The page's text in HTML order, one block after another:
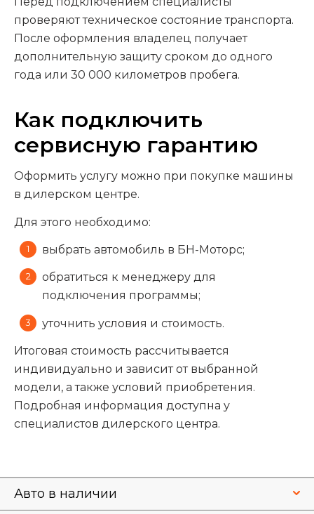
проверяют техническое состояние транспорта.
После оформления владелец получает
дополнительную защиту сроком до одного
года или 30 000 километров пробега.
Как подключить
сервисную гарантию
Оформить услугу можно при покупке машины
в дилерском центре.
Для этого необходимо:
выбрать автомобиль в БН-Моторс;
обратиться к менеджеру для
подключения программы;
уточнить условия и стоимость.
Итоговая стоимость рассчитывается
индивидуально и зависит от выбранной
модели, а также условий приобретения.
Подробная информация доступна у
специалистов дилерского центра.
Авто в наличии